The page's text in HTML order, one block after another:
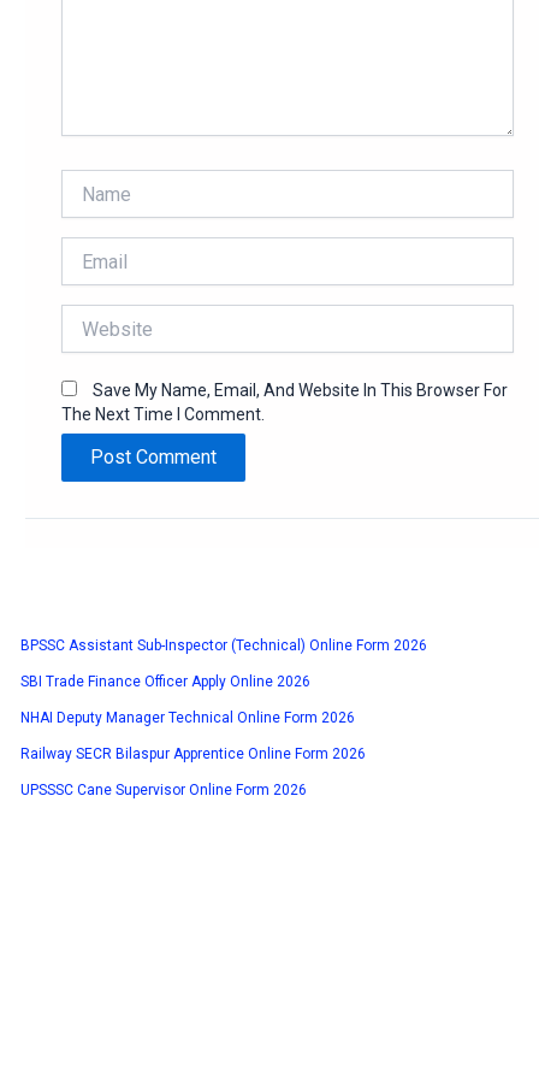
Save My Name, Email, And Website In This Browser For
The Next Time I Comment.
BPSSC Assistant Sub-Inspector (Technical) Online Form 2026
SBI Trade Finance Officer Apply Online 2026
NHAI Deputy Manager Technical Online Form 2026
Railway SECR Bilaspur Apprentice Online Form 2026
UPSSSC Cane Supervisor Online Form 2026